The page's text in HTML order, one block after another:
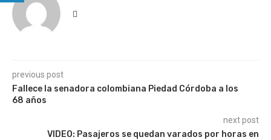
previous post
Fallece la senadora colombiana Piedad Córdoba a los
68 años
next post
VIDEO: Pasajeros se quedan varados por horas en